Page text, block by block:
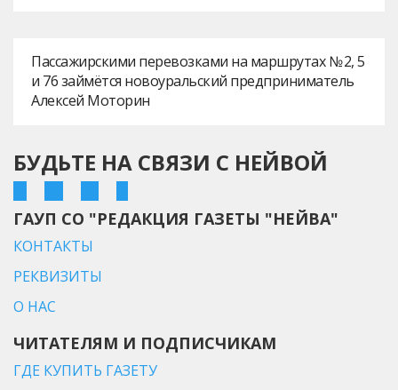
Пассажирскими перевозками на маршрутах № 2, 5
и 76 займётся новоуральский предприниматель
Алексей Моторин
БУДЬТЕ НА СВЯЗИ С НЕЙВОЙ
ГАУП СО "РЕДАКЦИЯ ГАЗЕТЫ "НЕЙВА"
КОНТАКТЫ
РЕКВИЗИТЫ
О НАС
ЧИТАТЕЛЯМ И ПОДПИСЧИКАМ
ГДЕ КУПИТЬ ГАЗЕТУ